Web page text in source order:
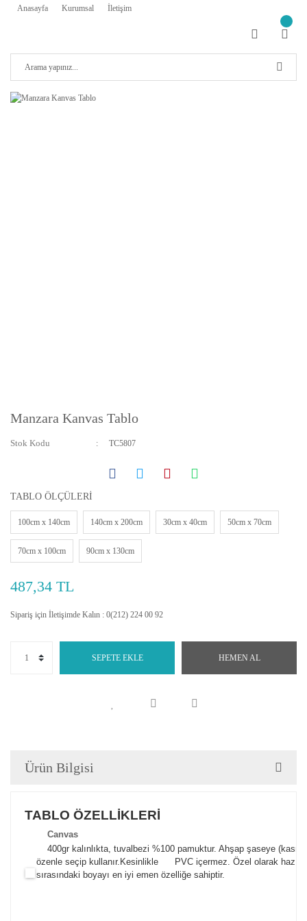
Anasayfa Kurumsal İletişim
Manzara Kanvas Tablo
Stok Kodu TC5807
TABLO ÖLÇÜLERİ
100cm x 140cm 140cm x 200cm 30cm x 40cm 50cm x 70cm
70cm x 100cm 90cm x 130cm
487,34 TL
Sipariş için İletişimde Kalın : 0(212) 224 00 92
SEPETE EKLE HEMEN AL
Ürün Bilgisi
TABLO ÖZELLİKLERİ
Canvas
400gr kalınlıkta, tuvalbezi %100 pamuktur. Ahşap şaseye
özenle seçip kullanır. Kesinlikle PVC içermez. Özel olarak
sırasındaki boyayı en iyi emen özelliğe sahiptir.